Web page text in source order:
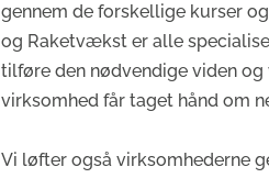
gennem de forskellige kurser
og Raketvækst er alle
tilføre den nødvendige viden
virksomhed får taget hånd om
Vi løfter også virksomhederne